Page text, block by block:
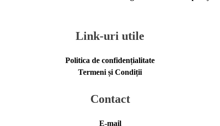
Link-uri utile
Politica de confidențialitate
Termeni și Condiții
Contact
E-mail